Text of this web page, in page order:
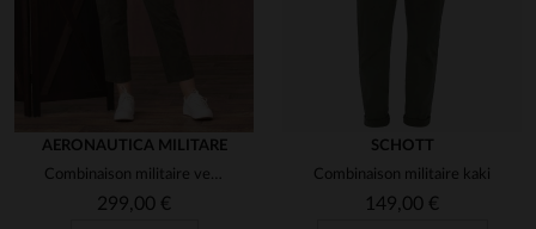
AERONAUTICA MILITARE
Combinaison militaire verte avec logo blanc
299,00 €
SCHOTT
Combinaison militaire kaki
149,00 €